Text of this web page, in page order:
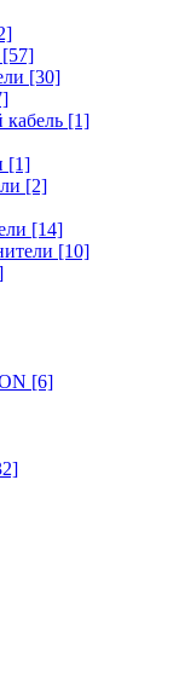
[57]
[30]
[1]
[1]
[2]
[14]
[10]
[6]